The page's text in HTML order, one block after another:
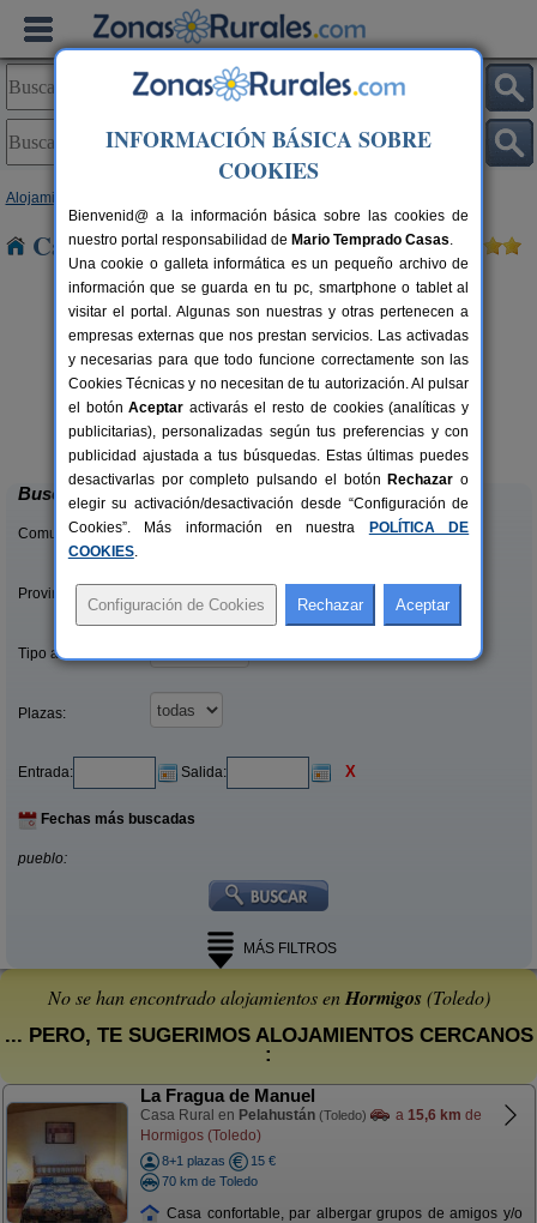
Alojamientos
Casas Rurales cerca de Hormigos
11 pers.
desde30 €
Casa Las Alberquillas
El Real de San Vicente (Toledo)
Buscar
Comunidades:
Provincias/Islas:
Tipo alquiler:
Plazas:
Entrada: Salida: X
Fechas más buscadas
pueblo:
MÁS FILTROS
No se han encontrado alojamientos enHormigos(Toledo)
... PERO, TE SUGERIMOS ALOJAMIENTOS CERCANOS
:
La Fragua de Manuel
Casa Rural en Pelahustán (Toledo) a 15,6 km de
Hormigos (Toledo)
8+1 plazas
15 €
70 km de Toledo
Casa confortable, par albergar grupos de amigos y/o
INFORMACIÓN BÁSICA SOBRE
COOKIES
Bienvenid@ a la información básica sobre las cookies de
nuestro portal responsabilidad de Mario Temprado Casas.
Una cookie o galleta informática es un pequeño archivo de
información que se guarda en tu pc, smartphone o tablet al
visitar el portal. Algunas son nuestras y otras pertenecen a
empresas externas que nos prestan servicios. Las activadas
y necesarias para que todo funcione correctamente son las
Cookies Técnicas y no necesitan de tu autorización. Al pulsar
el botónAceptar activarás el resto de cookies (analíticas y
publicitarias), personalizadas según tus preferencias y con
publicidad ajustada a tus búsquedas. Estas últimas puedes
desactivarlas por completo pulsando el botón Rechazar o
elegir su activación/desactivación desde “Configuración de
Cookies”. Más información en nuestra
POLÍTICA DE
COOKIES.